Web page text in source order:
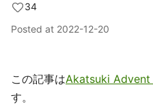
34
Posted at 2022-12-20
この記事はAkatsuki Advent
す。